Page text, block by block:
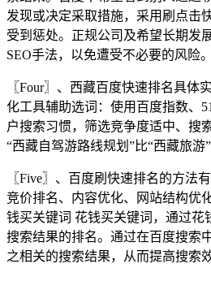
发现或决定采取措施，采用刷点击
受到惩处。正规公司及希望长期发
SEO手法，以免遭受不必要的风险。
〖Four〗、西藏百度快速排名具体
化工具辅助选词：使用百度指数、
户搜索习惯，筛选竞争度适中、搜
“西藏自驾游路线规划”比“西藏旅游
〖Five〗、百度刷快速排名的方法
竞价排名、内容优化、网站结构优
钱买关键词 花钱买关键词，通过花
搜索结果的排名。通过在百度搜索
之相关的搜索结果，从而提高搜索效